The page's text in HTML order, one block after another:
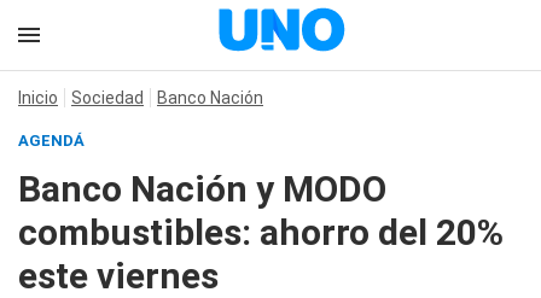
Inicio Sociedad Banco Nación
AGENDÁ
Banco Nación y MODO
combustibles: ahorro del 20%
este viernes